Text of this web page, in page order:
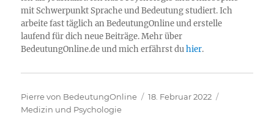
mit Schwerpunkt Sprache und Bedeutung studiert. Ich
arbeite fast täglich an BedeutungOnline und erstelle
laufend für dich neue Beiträge. Mehr über
BedeutungOnline.de und mich erfährst duhier.
Autor
Pierre von BedeutungOnline
Veröffentlicht
18. Februar 2022
Medizin und Psychologie